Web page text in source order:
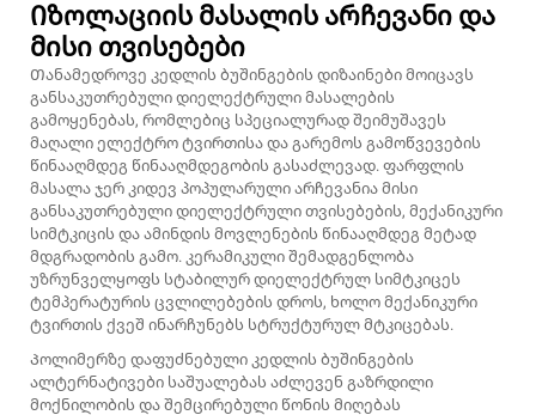
Იზოლაციის მასალის არჩევანი და
მისი თვისებები
Თანამედროვე კედლის ბუშინგების დიზაინები მოიცავს
განსაკუთრებული დიელექტრული მასალების
გამოყენებას, რომლებიც სპეციალურად შეიმუშავეს
მაღალი ელექტრო ტვირთისა და გარემოს გამოწვევების
წინააღმდეგ წინააღმდეგობის გასაძლევად. ფარფლის
მასალა ჯერ კიდევ პოპულარული არჩევანია მისი
განსაკუთრებული დიელექტრული თვისებების, მექანიკური
სიმტკიცის და ამინდის მოვლენების წინააღმდეგ მეტად
მდგრადობის გამო. კერამიკული შემადგენლობა
უზრუნველყოფს სტაბილურ დიელექტრულ სიმტკიცეს
ტემპერატურის ცვლილებების დროს, ხოლო მექანიკური
ტვირთის ქვეშ ინარჩუნებს სტრუქტურულ მტკიცებას.
Პოლიმერზე დაფუძნებული კედლის ბუშინგების
ალტერნატივები საშუალებას აძლევენ გაზრდილი
მოქნილობის და შემცირებული წონის მიღებას